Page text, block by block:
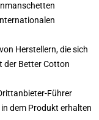
Herstellern, die sich
der Better Cotton
Führer
dem Produkt erhalten